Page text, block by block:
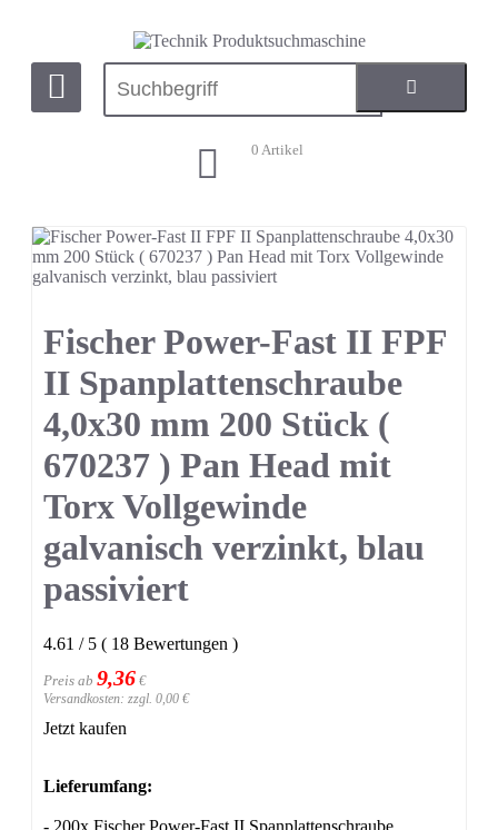
0 Artikel
Fischer Power-Fast II FPF
II Spanplattenschraube
4,0x30 mm 200 Stück (
670237 ) Pan Head mit
Torx Vollgewinde
galvanisch verzinkt, blau
passiviert
4.61 / 5 ( 18 Bewertungen )
Preis ab 9,36 €
Versandkosten: zzgl. 0,00 €
Jetzt kaufen
Lieferumfang:
- 200x Fischer Power-Fast II Spanplattenschraube